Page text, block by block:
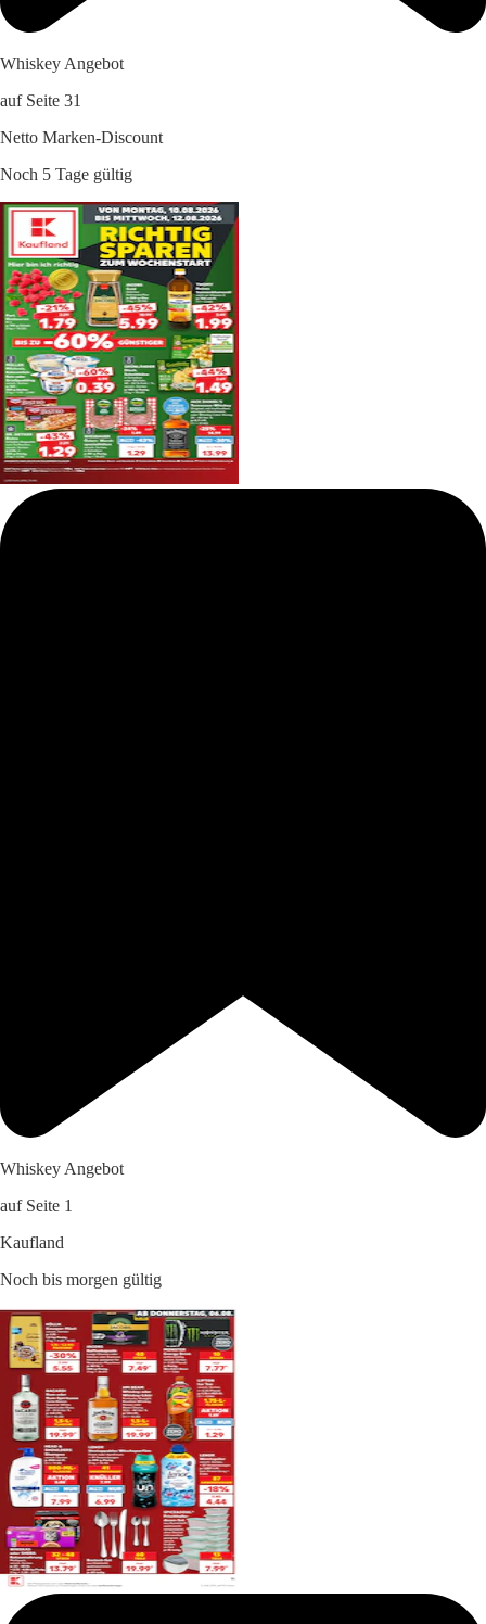
Whiskey Angebot
auf Seite 31
Netto Marken-Discount
Noch 5 Tage gültig
Whiskey Angebot
auf Seite 1
Kaufland
Noch bis morgen gültig